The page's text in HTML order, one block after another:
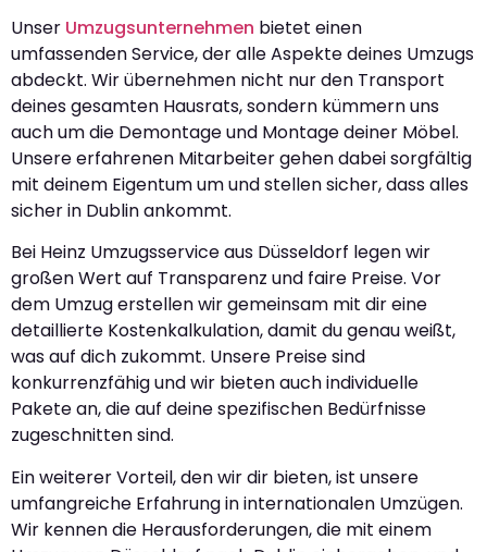
Unser Umzugsunternehmen bietet einen
umfassenden Service, der alle Aspekte deines Umzugs
abdeckt. Wir übernehmen nicht nur den Transport
deines gesamten Hausrats, sondern kümmern uns
auch um die Demontage und Montage deiner Möbel.
Unsere erfahrenen Mitarbeiter gehen dabei sorgfältig
mit deinem Eigentum um und stellen sicher, dass alles
sicher in Dublin ankommt.
Bei Heinz Umzugsservice aus Düsseldorf legen wir
großen Wert auf Transparenz und faire Preise. Vor
dem Umzug erstellen wir gemeinsam mit dir eine
detaillierte Kostenkalkulation, damit du genau weißt,
was auf dich zukommt. Unsere Preise sind
konkurrenzfähig und wir bieten auch individuelle
Pakete an, die auf deine spezifischen Bedürfnisse
zugeschnitten sind.
Ein weiterer Vorteil, den wir dir bieten, ist unsere
umfangreiche Erfahrung in internationalen Umzügen.
Wir kennen die Herausforderungen, die mit einem